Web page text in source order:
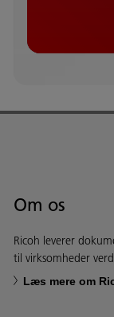
Om os
Ricoh leverer
til virksomheder
Læs mere om